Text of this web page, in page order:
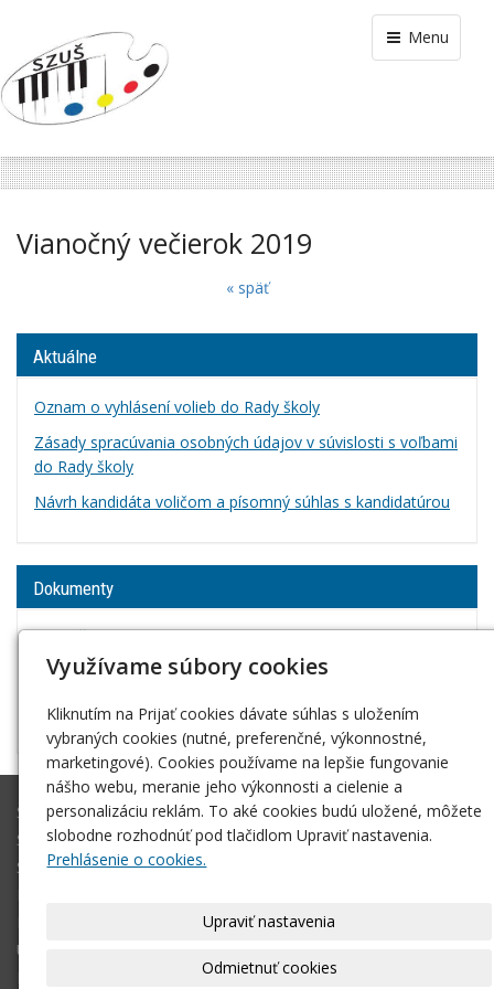
Menu
Vianočný večierok 2019
« späť
Aktuálne
Oznam o vyhlásení volieb do Rady školy
Zásady spracúvania osobných údajov v súvislosti s voľbami
do Rady školy
Návrh kandidáta voličom a písomný súhlas s kandidatúrou
Dokumenty
DODATOK č. 1 k Školskému poriadku
Informácia o spracúvaní osobných úajov pre rodičov
a zákonných zástupcov
Škola
Študijné odbory
Školné
Úvodná stránka
Využívame súbory cookies
Kliknutím na Prijať cookies dávate súhlas s uložením
vybraných cookies (nutné, preferenčné, výkonnostné,
marketingové). Cookies používame na lepšie fungovanie
nášho webu, meranie jeho výkonnosti a cielenie a
personalizáciu reklám. To aké cookies budú uložené, môžete
slobodne rozhodnúť pod tlačidlom Upraviť nastavenia.
Prehlásenie o cookies.
Upraviť nastavenia
Odmietnuť cookies